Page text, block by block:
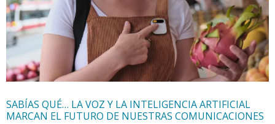
SABÍAS QUÉ… LA VOZ Y LA INTELIGENCIA ARTIFICIAL
MARCAN EL FUTURO DE NUESTRAS COMUNICACIONES